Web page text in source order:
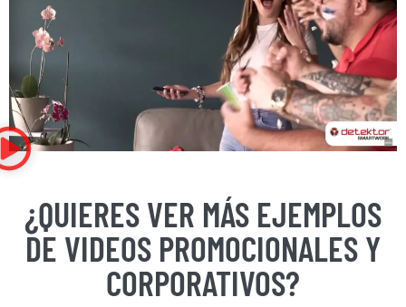
¿QUIERES VER MÁS EJEMPLOS
DE VIDEOS PROMOCIONALES Y
CORPORATIVOS?